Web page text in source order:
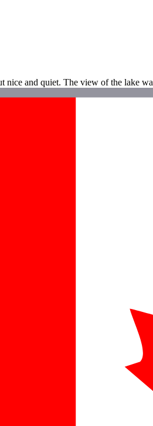
and quiet. The view of the lake